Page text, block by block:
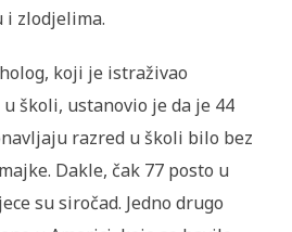
i zlodjelima.
koji je istraživao
školi, ustanovio je da je 44
razred u školi bilo bez
Dakle, čak 77 posto u
su siročad. Jedno drugo